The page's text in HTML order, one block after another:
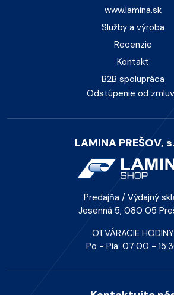
www.lamina.sk
Služby a výroba
Recenzie
Kontakt
B2B spolupráca
Odstúpenie od
LAMINA PREŠOV,
Predajňa / Výdajný
Jesenná 5, 080 05
OTVÁRACIE HODINY
Po - Pia: 07:00 -